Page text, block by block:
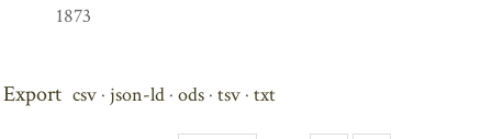
1873
Export csv json-ld ods tsv txt